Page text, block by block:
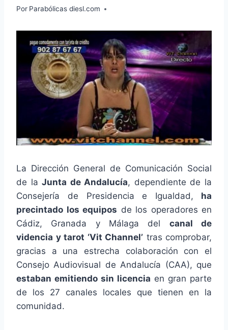
Por Parabólicas diesl.com
La Dirección General de Comunicación Social
de laJunta de Andalucía, dependiente de la
Consejería de Presidencia e Igualdad, ha
precintado los equipos de los operadores en
Cádiz, Granada y Málaga del canal de
videncia y tarot ‘Vit Channel’ tras comprobar,
gracias a una estrecha colaboración con el
Consejo Audiovisual de Andalucía (CAA), que
estaban emitiendo sin licencia en gran parte
de los 27 canales locales que tienen en la
comunidad.